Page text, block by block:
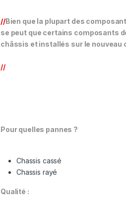
//Bien que la plupart des
se peut que certains composants
châssis et installés sur le nouveau
//
Pour quelles pannes ?
Chassis cassé
Chassis rayé
Qualité :